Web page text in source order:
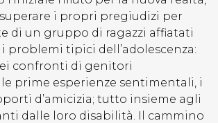
i propri pregiudizi per
di un gruppo di ragazzi affiatati
problemi tipici dell’adolescenza:
confronti di genitori
prime esperienze sentimentali, i
d’amicizia; tutto insieme agli
dalle loro disabilità. Il cammino